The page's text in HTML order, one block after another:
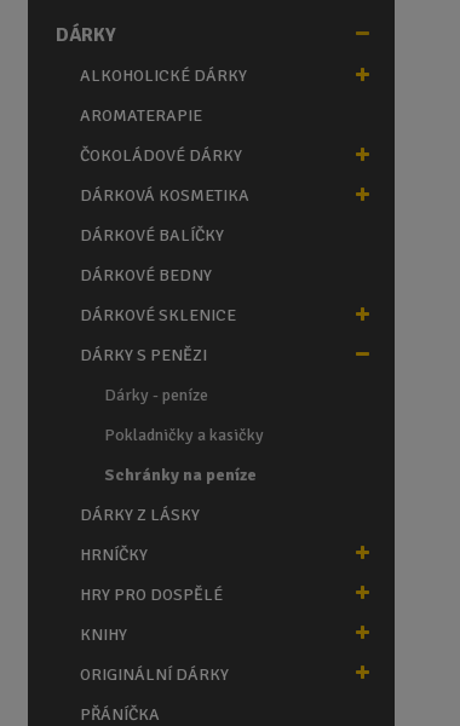
nDÁRKY
ALKOHOLICKÉ DÁRKY
AROMATERAPIE
ČOKOLÁDOVÉ DÁRKY
DÁRKOVÁ KOSMETIKA
DÁRKOVÉ BALÍČKY
DÁRKOVÉ BEDNY
DÁRKOVÉ SKLENICE
DÁRKY S PENĚZI
Dárky - peníze
Pokladničky a kasičky
Schránky na peníze
DÁRKY Z LÁSKY
HRNÍČKY
HRY PRO DOSPĚLÉ
KNIHY
ORIGINÁLNÍ DÁRKY
PŘÁNÍČKA